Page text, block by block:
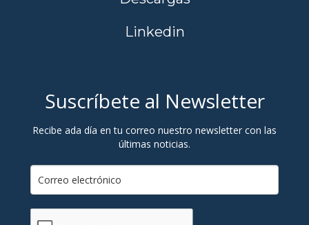
Linkedin
Suscríbete al Newsletter
Recibe ada día en tu correo nuestro newsletter con las
últimas noticias.